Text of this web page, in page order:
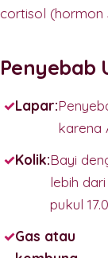
cortisol (hormon
Penyebab
Lapar:
karena
Kolik:Bayi
lebih
pukul
Gas atau